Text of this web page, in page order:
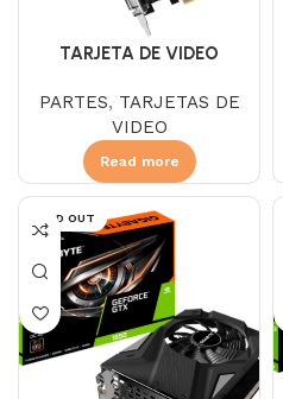
TARJETA DE VIDEO
DDR4 LP
PARTES, TARJETAS DE
VIDEO
Read more
SOLD OUT